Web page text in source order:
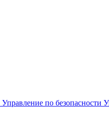
Управление по безопасности